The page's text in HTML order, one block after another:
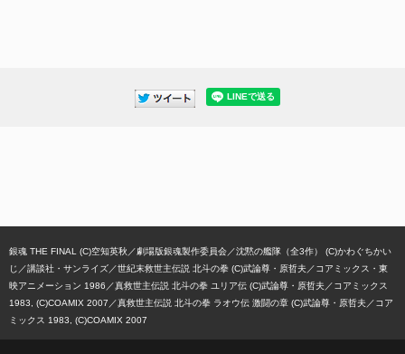
銀魂 THE FINAL (C)空知英秋／劇場版銀魂製作委員会
沈黙の艦隊（全3作） (C)かわぐちかい
じ／講談社・サンライズ
世紀末救世主伝説 北斗の拳 (C)武論尊・原哲夫／コアミックス・東
映アニメーション 1986
真救世主伝説 北斗の拳 ユリア伝 (C)武論尊・原哲夫／コアミックス
1983, (C)COAMIX 2007
真救世主伝説 北斗の拳 ラオウ伝 激闘の章 (C)武論尊・原哲夫／コア
ミックス 1983, (C)COAMIX 2007